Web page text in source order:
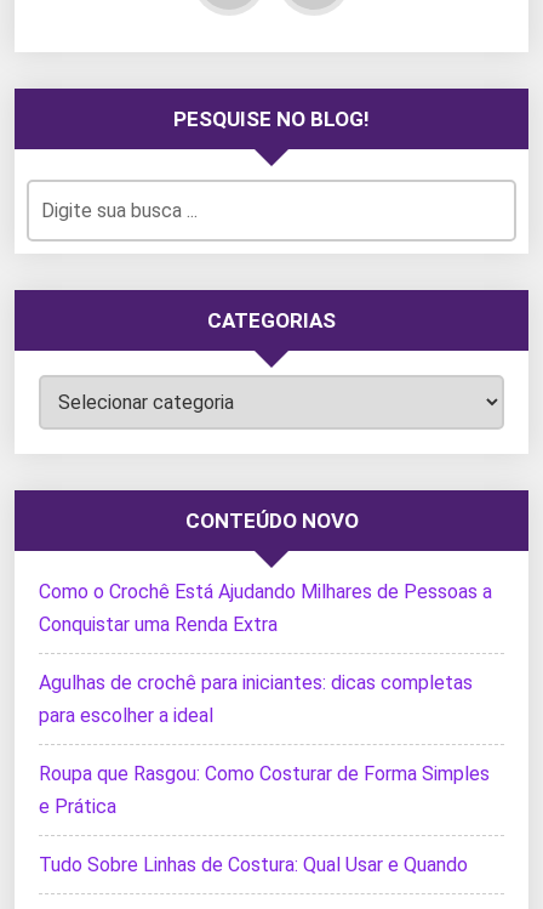
PESQUISE NO BLOG!
CATEGORIAS
Categorias
CONTEÚDO NOVO
Como o Crochê Está Ajudando Milhares de Pessoas a
Conquistar uma Renda Extra
Agulhas de crochê para iniciantes: dicas completas
para escolher a ideal
Roupa que Rasgou: Como Costurar de Forma Simples
e Prática
Tudo Sobre Linhas de Costura: Qual Usar e Quando